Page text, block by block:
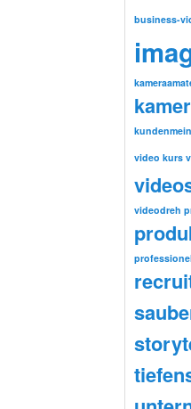
business-
video kurs
videodreh